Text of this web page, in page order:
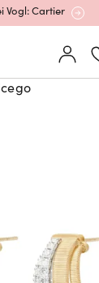
Vogl: Cartier
Uhren von
von Grand